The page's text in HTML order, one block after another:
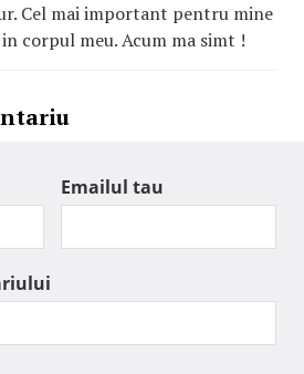
Cel mai important pentru mine
corpul meu. Acum ma simt !
Emailul tau